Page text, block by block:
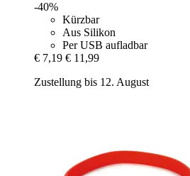
-40%
Kürzbar
Aus Silikon
Per USB aufladbar
€ 7,19 € 11,99
Zustellung bis 12. August